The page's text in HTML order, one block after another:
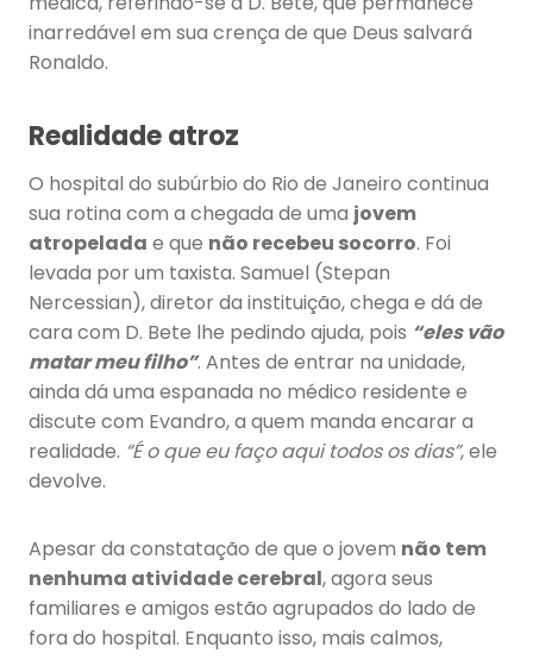
inarredável em sua crença de que Deus salvará
Ronaldo.
Realidade atroz
O hospital do subúrbio do Rio de Janeiro continua
sua rotina com a chegada de uma jovem
atropelada e que não recebeu socorro. Foi
levada por um taxista. Samuel (Stepan
Nercessian), diretor da instituição, chega e dá de
cara com D. Bete lhe pedindo ajuda, pois “eles vão
matar meu filho”. Antes de entrar na unidade,
ainda dá uma espanada no médico residente e
discute com Evandro, a quem manda encarar a
realidade. “É o que eu faço aqui todos os dias”, ele
devolve.
Apesar da constatação de que o jovem não tem
nenhuma atividade cerebral, agora seus
familiares e amigos estão agrupados do lado de
fora do hospital. Enquanto isso, mais calmos,